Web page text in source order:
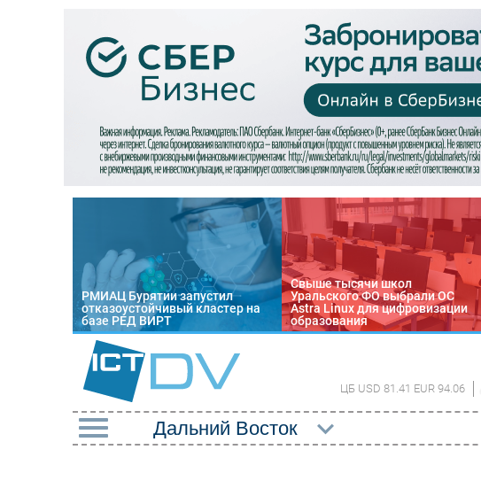
РМИАЦ Бурятии запустил
отказоустойчивый кластер на
базе РЕД ВИРТ
Свыше тысячи школ
Уральского ФО выбрали ОС
Astra Linux для цифровизации
образования
ЦБ USD 81.41 EUR 94.06